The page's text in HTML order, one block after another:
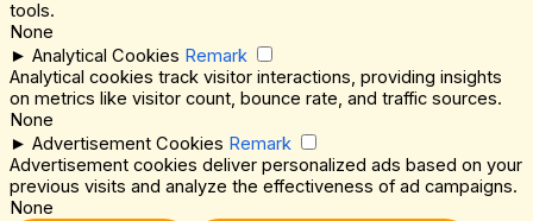
tools.
None
► Analytical Cookies Remark
Analytical cookies track visitor interactions, providing insights
on metrics like visitor count, bounce rate, and traffic sources.
None
► Advertisement Cookies Remark
Advertisement cookies deliver personalized ads based on your
previous visits and analyze the effectiveness of ad campaigns.
None